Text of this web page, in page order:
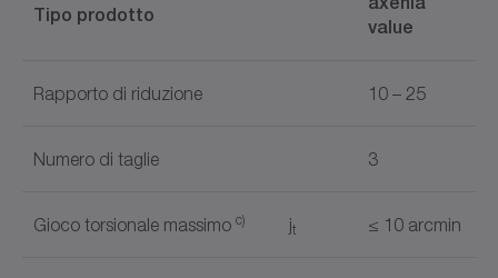
Tipo prodotto
value
Rapporto di riduzione 10 – 25
Numero di taglie 3
Gioco torsionale massimo c) jt ≤ 10 arcmin